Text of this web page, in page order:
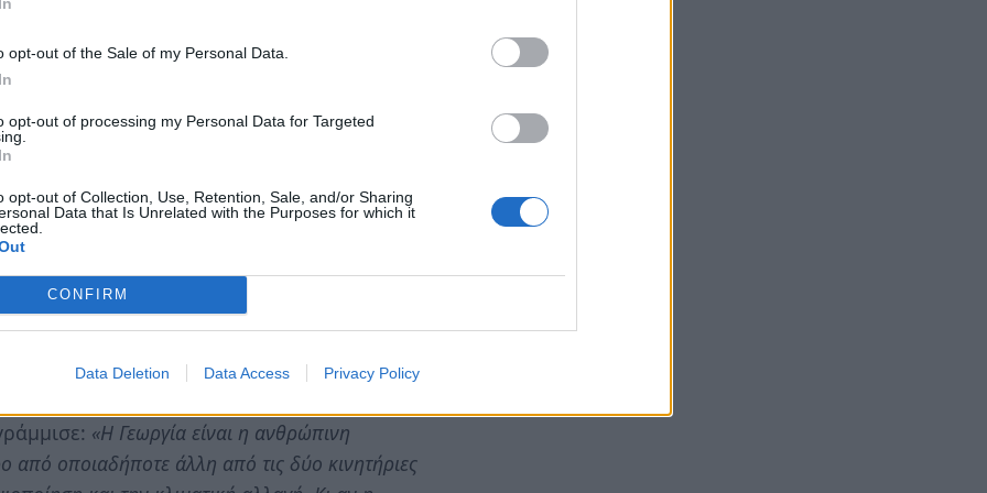
opt-out of the Sale of my Personal Data.
opt-out of processing my Personal Data for Targeted
opt-out of Collection, Use, Retention, Sale, and/or Sharing
Data that Is Unrelated with the Purposes for which it
CONFIRM
Data Deletion Data Access Privacy Policy
–σήμερα, εν έτει 2019- κάτω του 15%,
μόλις προχθές, με διαδικασίες fast
Αγροτικής Ανάπτυξης με το Ευρωπαϊκό
έπρεπε η χώρα να υπογράφει συμβάσεις με
σημείωσε η κ. Αραμπατζή, τονίζοντας πως
μην χαθούν άλλες ευκαιρίες:
και γνωρίζω και από τις περιοδείες μου τα
Αγροτικής Ανάπτυξης, πως οι παραγωγοί είναι
για να γίνουν πιο ανταγωνιστικοί».
Αλιεία, τη Γεωργία και την
γίνονται όλο και πιο αισθητές στην
«Η Γεωργία είναι η ανθρώπινη
από οποιαδήποτε άλλη από τις δύο κινητήριες